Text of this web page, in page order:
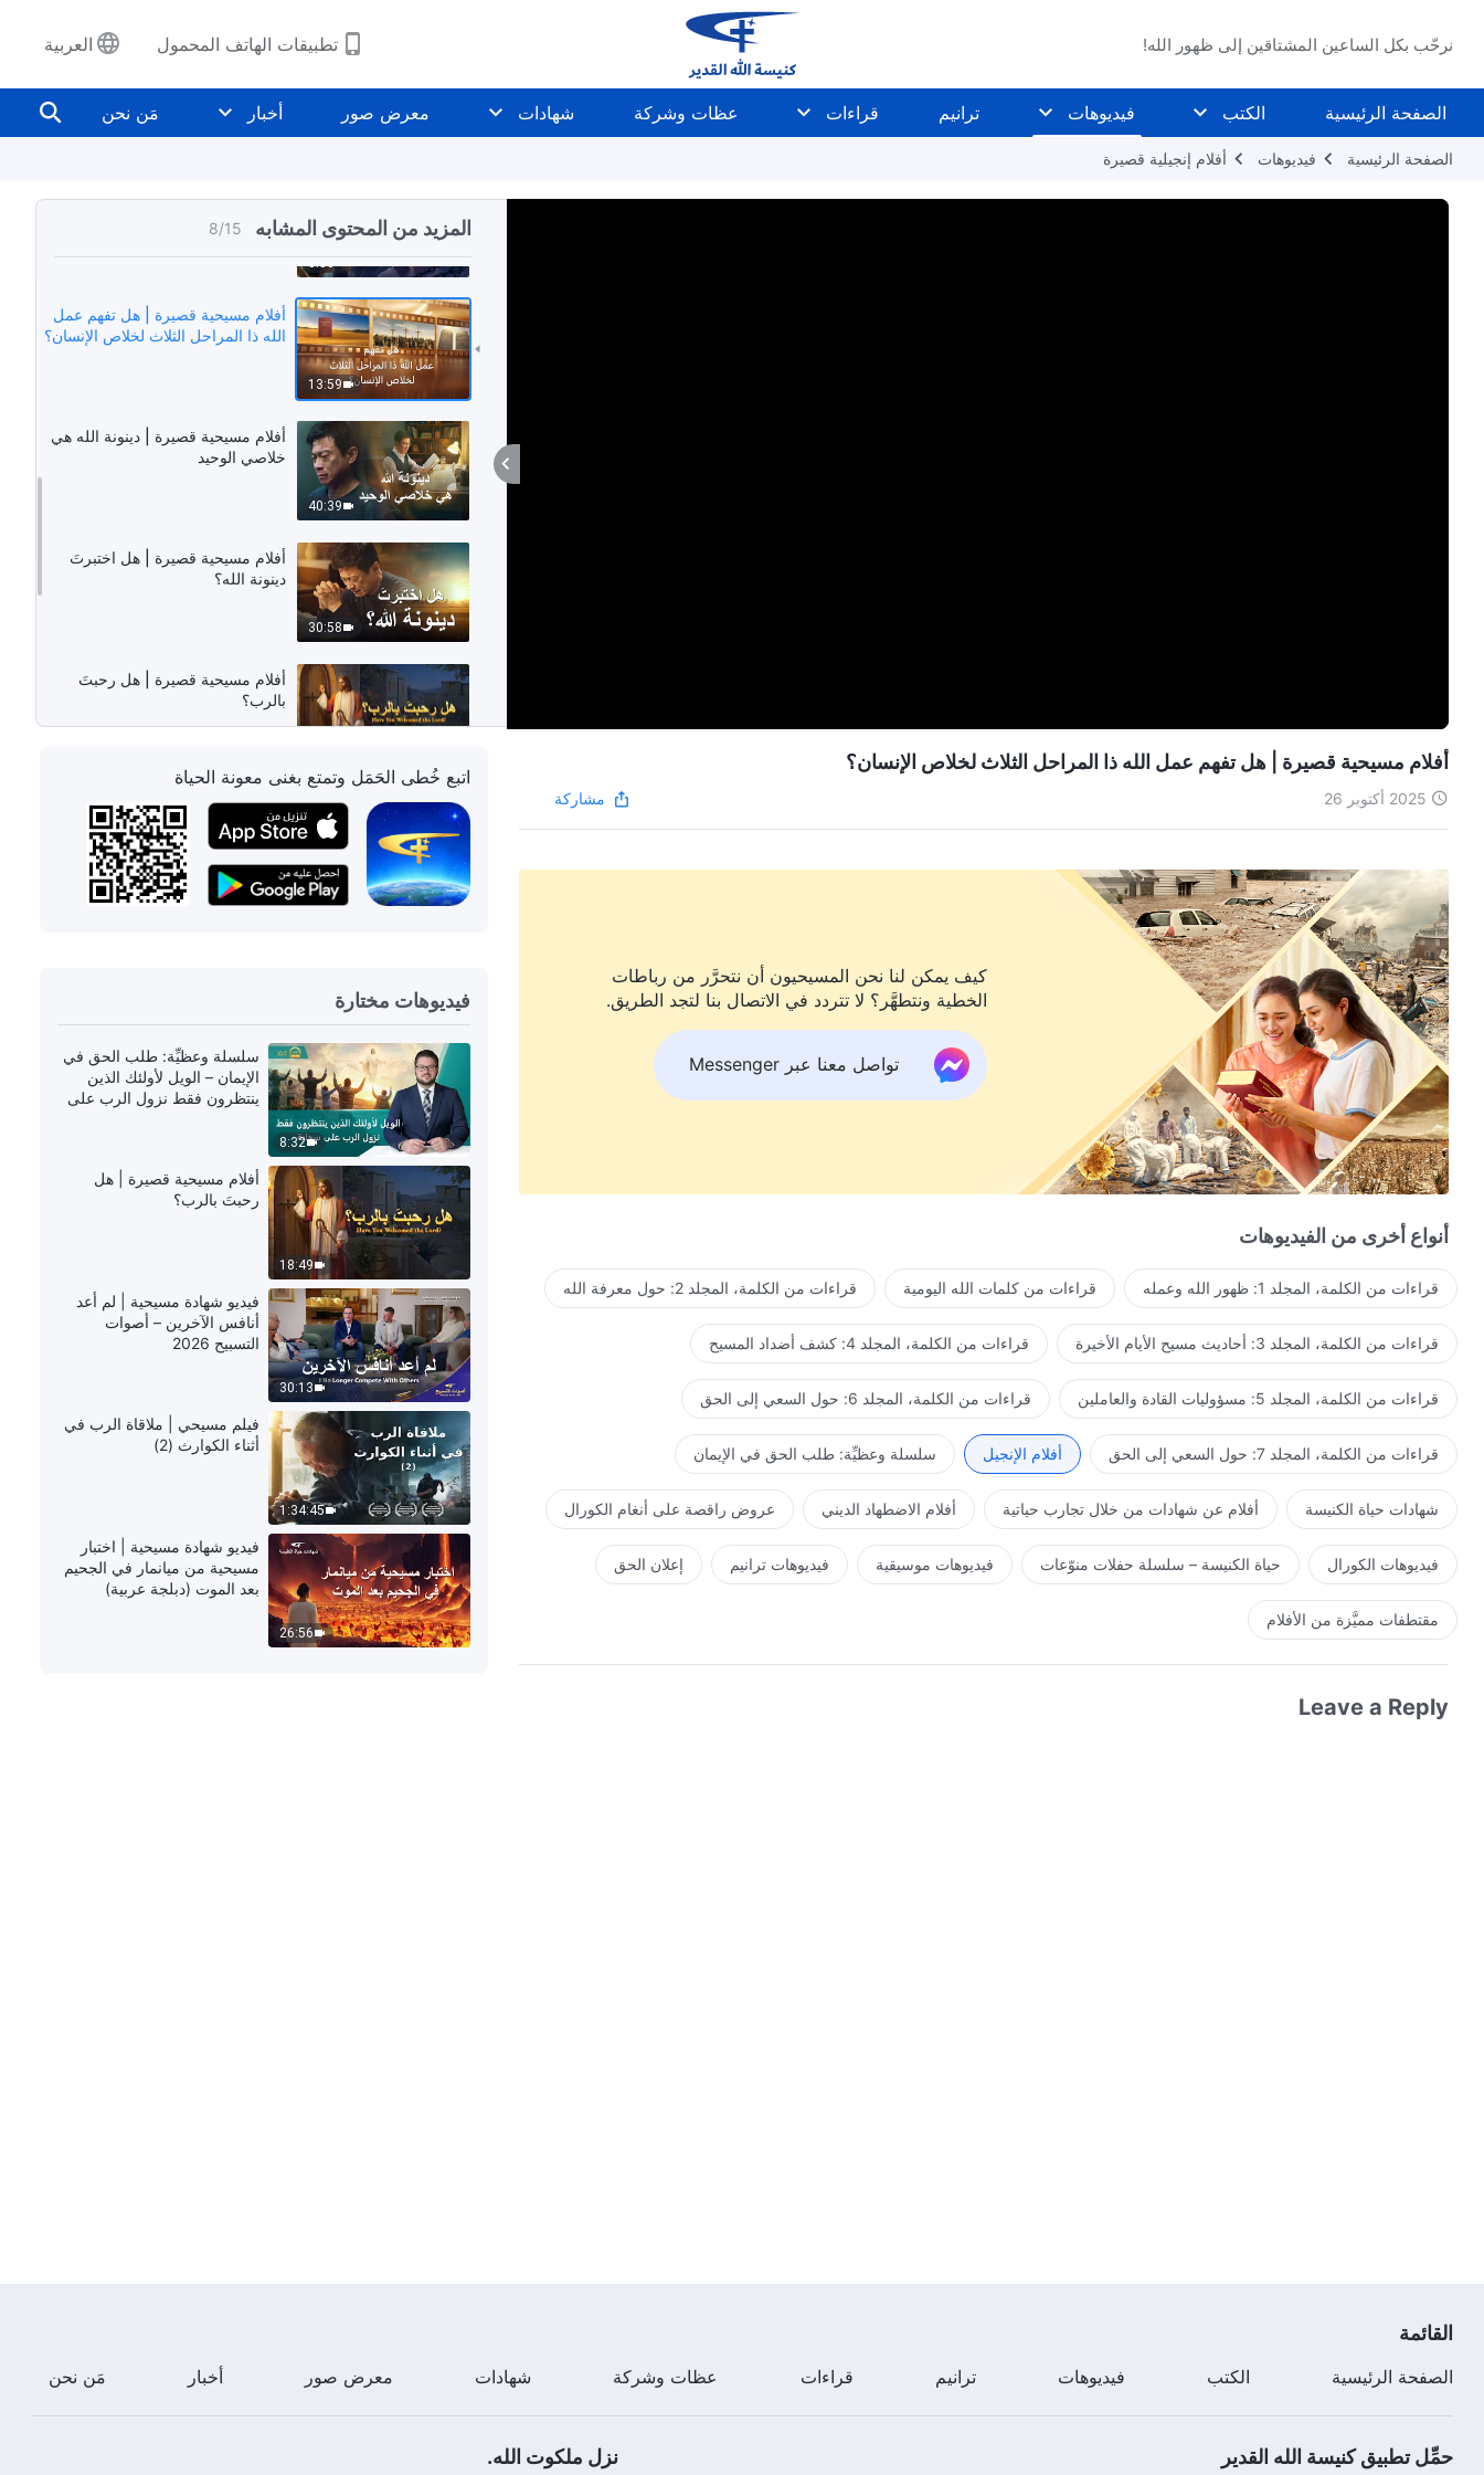
نرحّب بكل الساعين المشتاقين إلى ظهور الله! تطبيقات الهاتف المحمول العربية
الصفحة الرئيسية الكتب فيديوهات ترانيم قراءات عظات وشركة شهادات معرض صور أخبار مَن نحن
الصفحة الرئيسية فيديوهات أفلام إنجيلية قصيرة
المزيد من المحتوى المشابه 8/15
13:43
هي طاعة للرب؟
8:56
الطريق الحق؟
13:59
أفلام مسيحية قصيرة | هل تفهم عمل
الله ذا المراحل الثلاث لخلاص الإنسان؟
40:39
أفلام مسيحية قصيرة | دينونة الله هي
خلاصي الوحيد
30:58
أفلام مسيحية قصيرة | هل اختبرتَ
دينونة الله؟
أفلام مسيحية قصيرة | هل رحبتَ
بالرب؟
19:52
أفلام مسيحية قصيرة | هل وجدتَ
الطريق إلى ملكوت السماوات؟
9:24
أفلام مسيحية قصيرة | هل اسم الله لا
يتغير أبدًا؟
13:39
أفلام مسيحية قصيرة | هل حقًا يُعَد
غفران خطايانا تَذكَرَة دخول ملكوت
السموات؟
أفلام مسيحية قصيرة | هل تفهم عمل الله ذا المراحل الثلاث لخلاص الإنسان؟
2025 أكتوبر 26 مشاركة
كيف يمكن لنا نحن المسيحيون أن نتحرَّر من رباطات
الخطية ونتطهَّر؟ لا تتردد في الاتصال بنا لتجد الطريق.
تواصل معنا عبر Messenger
أنواع أخرى من الفيديوهات
قراءات من الكلمة، المجلد 1: ظهور الله وعمله قراءات من كلمات الله اليومية قراءات من الكلمة، المجلد 2: حول معرفة الله
قراءات من الكلمة، المجلد 3: أحاديث مسيح الأيام الأخيرة قراءات من الكلمة، المجلد 4: كشف أضداد المسيح
قراءات من الكلمة، المجلد 5: مسؤوليات القادة والعاملين قراءات من الكلمة، المجلد 6: حول السعي إلى الحق
قراءات من الكلمة، المجلد 7: حول السعي إلى الحق أفلام الإنجيل سلسلة وعظيِّة: طلب الحق في الإيمان
شهادات حياة الكنيسة أفلام عن شهادات من خلال تجارب حياتية أفلام الاضطهاد الديني عروض راقصة على أنغام الكورال
فيديوهات الكورال حياة الكنيسة – سلسلة حفلات منوّعات فيديوهات موسيقية فيديوهات ترانيم إعلان الحق
مقتطفات مميَّزة من الأفلام
Leave a Reply
اتبع خُطى الحَمَل وتمتع بغنى معونة الحياة
فيديوهات مختارة
8:32
سلسلة وعظيِّة: طلب الحق في
الإيمان – الويل لأولئك الذين
ينتظرون فقط نزول الرب على
18:49
أفلام مسيحية قصيرة | هل
رحبتَ بالرب؟
30:13
فيديو شهادة مسيحية | لم أعد
أنافس الآخرين – أصوات
التسبيح 2026
1:34:45
فيلم مسيحي | ملاقاة الرب في
أثناء الكوارث (2)
26:56
فيديو شهادة مسيحية | اختبار
مسيحية من ميانمار في الجحيم
بعد الموت (دبلجة عربية)
القائمة
الصفحة الرئيسية الكتب فيديوهات ترانيم قراءات عظات وشركة شهادات معرض صور أخبار مَن نحن
حمِّل تطبيق كنيسة الله القدير نزل ملكوت الله.